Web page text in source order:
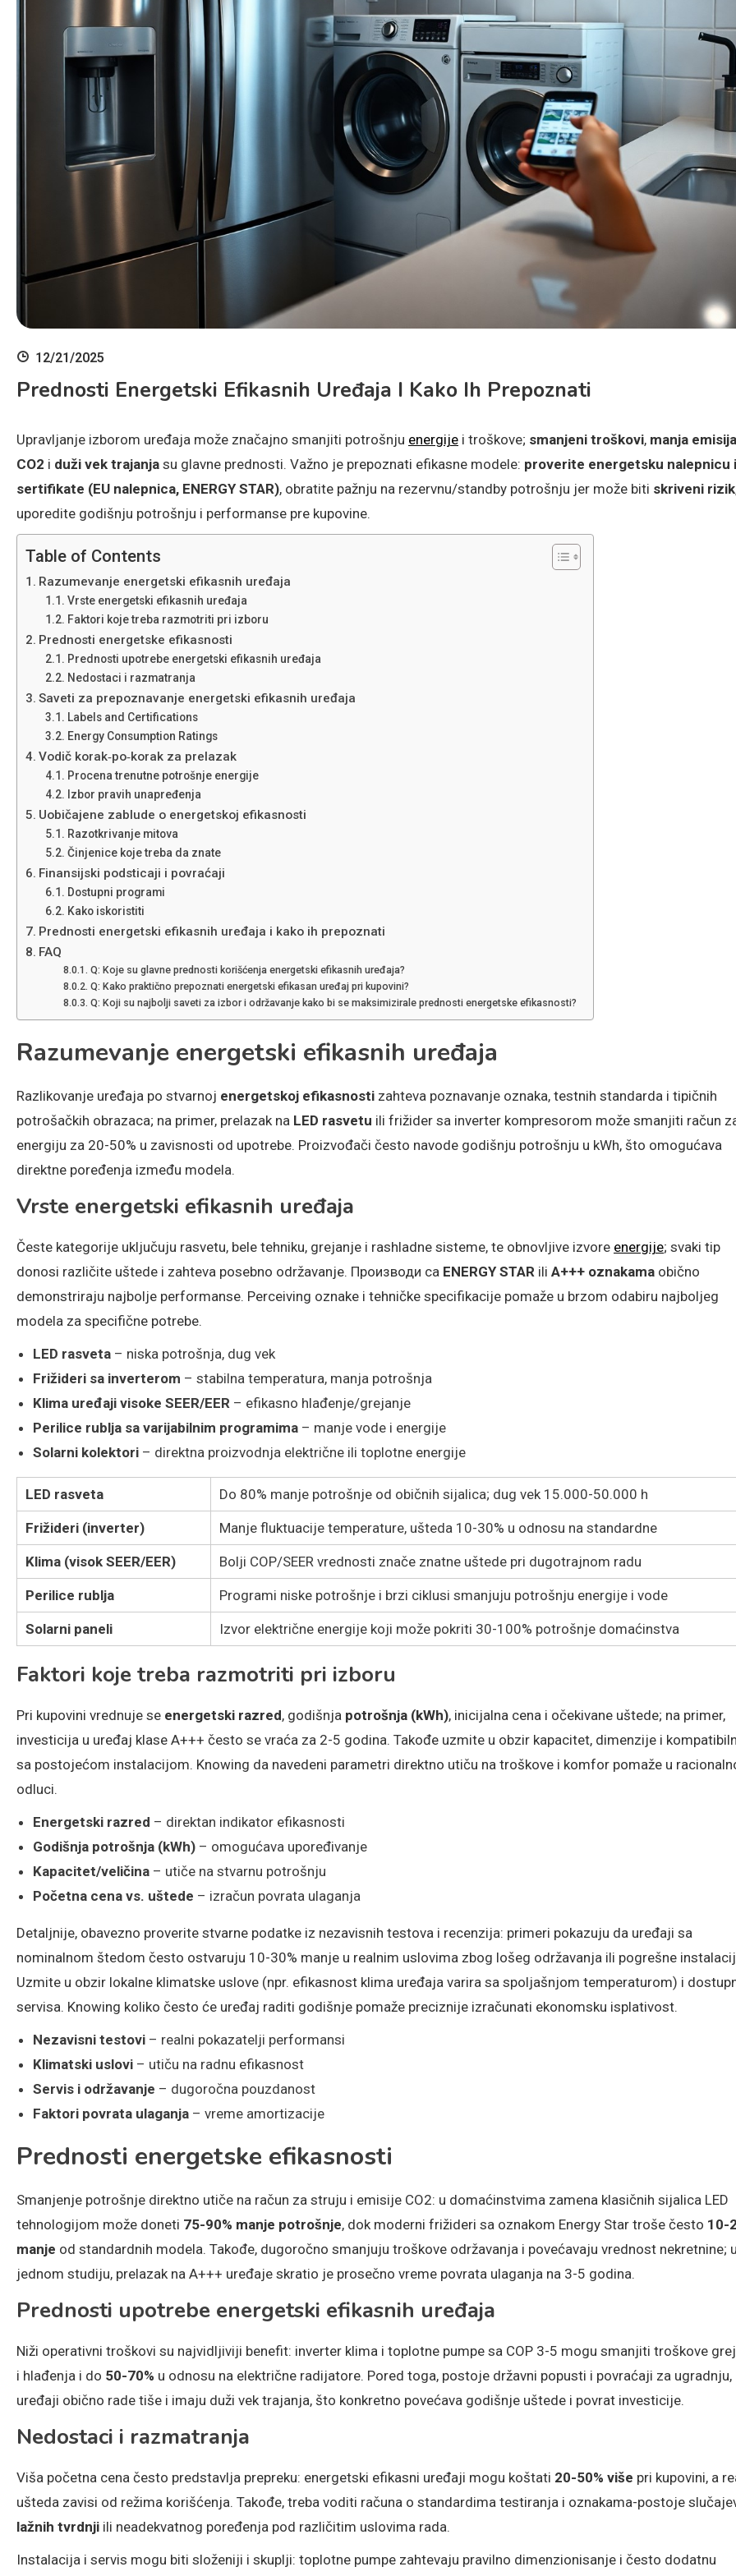
12/21/2025
Prednosti Energetski Efikasnih Uređaja I Kako Ih Prepoznati
Upravljanje izborom uređaja može značajno smanjiti potrošnju energije i troškove; smanjeni troškovi, manja emisija
CO2 i duži vek trajanja su glavne prednosti. Važno je prepoznati efikasne modele: proverite energetsku nalepnicu i
sertifikate (EU nalepnica, ENERGY STAR), obratite pažnju na rezervnu/standby potrošnju jer može biti skriveni rizik
uporedite godišnju potrošnju i performanse pre kupovine.
Table of Contents
Razumevanje energetski efikasnih uređaja
Vrste energetski efikasnih uređaja
Faktori koje treba razmotriti pri izboru
Prednosti energetske efikasnosti
Prednosti upotrebe energetski efikasnih uređaja
Nedostaci i razmatranja
Saveti za prepoznavanje energetski efikasnih uređaja
Labels and Certifications
Energy Consumption Ratings
Vodič korak‑po‑korak za prelazak
Procena trenutne potrošnje energije
Izbor pravih unapređenja
Uobičajene zablude o energetskoj efikasnosti
Razotkrivanje mitova
Činjenice koje treba da znate
Finansijski podsticaji i povraćaji
Dostupni programi
Kako iskoristiti
Prednosti energetski efikasnih uređaja i kako ih prepoznati
FAQ
Q: Koje su glavne prednosti korišćenja energetski efikasnih uređaja?
Q: Kako praktično prepoznati energetski efikasan uređaj pri kupovini?
Q: Koji su najbolji saveti za izbor i održavanje kako bi se maksimizirale prednosti energetske efikasnosti?
Razumevanje energetski efikasnih uređaja
Razlikovanje uređaja po stvarnoj energetskoj efikasnosti zahteva poznavanje oznaka, testnih standarda i tipičnih
potrošačkih obrazaca; na primer, prelazak na LED rasvetu ili frižider sa inverter kompresorom može smanjiti račun
energiju za 20-50% u zavisnosti od upotrebe. Proizvođači često navode godišnju potrošnju u kWh, što omogućava
direktne poređenja između modela.
Vrste energetski efikasnih uređaja
Česte kategorije uključuju rasvetu, bele tehniku, grejanje i rashladne sisteme, te obnovljive izvore energije; svaki tip
donosi različite uštede i zahteva posebno održavanje. Производи са ENERGY STAR ili A+++ oznakama obično
demonstriraju najbolje performanse. Perceiving oznake i tehničke specifikacije pomaže u brzom odabiru najboljeg
modela za specifične potrebe.
LED rasveta – niska potrošnja, dug vek
Frižideri sa inverterom – stabilna temperatura, manja potrošnja
Klima uređaji visoke SEER/EER – efikasno hlađenje/grejanje
Perilice rublja sa varijabilnim programima – manje vode i energije
Solarni kolektori – direktna proizvodnja električne ili toplotne energije
LED rasveta Do 80% manje potrošnje od običnih sijalica; dug vek 15.000-50.000 h
Frižideri (inverter) Manje fluktuacije temperature, ušteda 10-30% u odnosu na standardne
Klima (visok SEER/EER) Bolji COP/SEER vrednosti znače znatne uštede pri dugotrajnom radu
Perilice rublja Programi niske potrošnje i brzi ciklusi smanjuju potrošnju energije i vode
Solarni paneli Izvor električne energije koji može pokriti 30-100% potrošnje domaćinstva
Faktori koje treba razmotriti pri izboru
Pri kupovini vrednuje se energetski razred, godišnja potrošnja (kWh), inicijalna cena i očekivane uštede; na primer,
investicija u uređaj klase A+++ često se vraća za 2-5 godina. Takođe uzmite u obzir kapacitet, dimenzije i
sa postojećom instalacijom. Knowing da navedeni parametri direktno utiču na troškove i komfor pomaže u
odluci.
Energetski razred – direktan indikator efikasnosti
Godišnja potrošnja (kWh) – omogućava upoređivanje
Kapacitet/veličina – utiče na stvarnu potrošnju
Početna cena vs. uštede – izračun povrata ulaganja
Detaljnije, obavezno proverite stvarne podatke iz nezavisnih testova i recenzija: primeri pokazuju da uređaji sa
nominalnom štedom često ostvaruju 10-30% manje u realnim uslovima zbog lošeg održavanja ili pogrešne
Uzmite u obzir lokalne klimatske uslove (npr. efikasnost klima uređaja varira sa spoljašnjom temperaturom) i
servisa. Knowing koliko često će uređaj raditi godišnje pomaže preciznije izračunati ekonomsku isplativost.
Nezavisni testovi – realni pokazatelji performansi
Klimatski uslovi – utiču na radnu efikasnost
Servis i održavanje – dugoročna pouzdanost
Faktori povrata ulaganja – vreme amortizacije
Prednosti energetske efikasnosti
Smanjenje potrošnje direktno utiče na račun za struju i emisije CO2: u domaćinstvima zamena klasičnih sijalica LED
tehnologijom može doneti 75-90% manje potrošnje, dok moderni frižideri sa oznakom Energy Star troše često 10-
manje od standardnih modela. Takođe, dugoročno smanjuju troškove održavanja i povećavaju vrednost nekretnine; u
jednom studiju, prelazak na A+++ uređaje skratio je prosečno vreme povrata ulaganja na 3-5 godina.
Prednosti upotrebe energetski efikasnih uređaja
Niži operativni troškovi su najvidljiviji benefit: inverter klima i toplotne pumpe sa COP 3-5 mogu smanjiti troškove
i hlađenja i do 50-70% u odnosu na električne radijatore. Pored toga, postoje državni popusti i povraćaji za ugradnju,
uređaji obično rade tiše i imaju duži vek trajanja, što konkretno povećava godišnje uštede i povrat investicije.
Nedostaci i razmatranja
Viša početna cena često predstavlja prepreku: energetski efikasni uređaji mogu koštati 20-50% više pri kupovini, a
ušteda zavisi od režima korišćenja. Takođe, treba voditi računa o standardima testiranja i oznakama-postoje
lažnih tvrdnji ili neadekvatnog poređenja pod različitim uslovima rada.
Instalacija i servis mogu biti složeniji i skuplji: toplotne pumpe zahtevaju pravilno dimenzionisanje i često dodatnu